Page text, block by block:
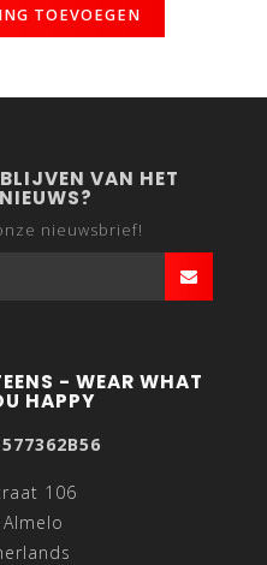
TOEVOEGEN
VAN HET
nieuwsbrief!
- WEAR WHAT
HAPPY
106